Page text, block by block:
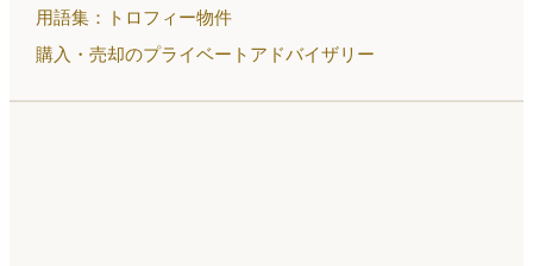
用語集：トロフィー物件
購入・売却のプライベートアドバイザリー